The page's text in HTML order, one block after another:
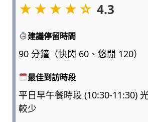
爸
★★★★☆ 4.3
建議停留時間
90 分鐘（快閃 60、悠閒 120）
最佳到訪時段
平日早午餐時段 (10:30-11:30)
較少